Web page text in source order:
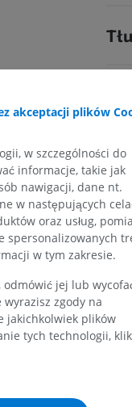
dolna
dolnej
dolnej
akceptacji plików
w szczególności do
informacje, takie jak
nawigacji, dane nt.
w następujących
oraz usług,
spersonalizowanych
w tym zakresie.
jej lub
zgody na
jakichkolwiek plików
tych technologii,